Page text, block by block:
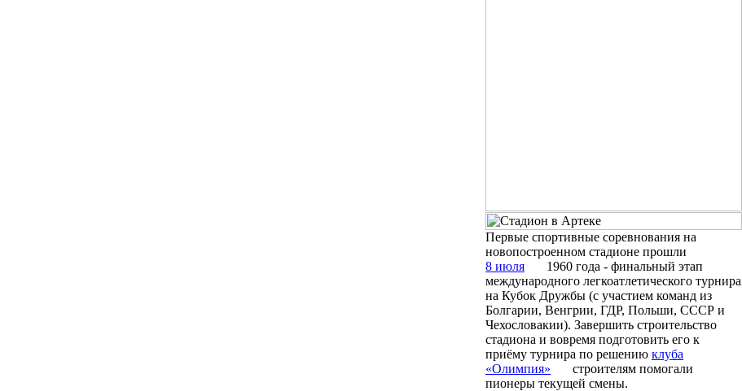
Первые спортивные соревнования на
новопостроенном стадионе прошли
8 июля
1960 года - финальный этап
международного легкоатлетического турнира
на Кубок Дружбы (с участием команд из
Болгарии, Венгрии, ГДР, Польши, СССР и
Чехословакии). Завершить строительство
стадиона и вовремя подготовить его к
приёму турнира по решению клуба
«Олимпия»
строителям помогали
пионеры текущей смены.